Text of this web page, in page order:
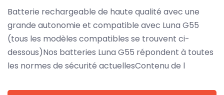
Batterie rechargeable de haute qualité avec une
grande autonomie et compatible avec Luna G55
(tous les modèles compatibles se trouvent ci-
dessous)Nos batteries Luna G55 répondent à toutes
les normes de sécurité actuellesContenu de l